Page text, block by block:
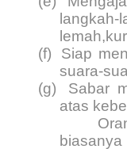
langkah-
(f)
Siap
suara-
(g)
Sabar
atas